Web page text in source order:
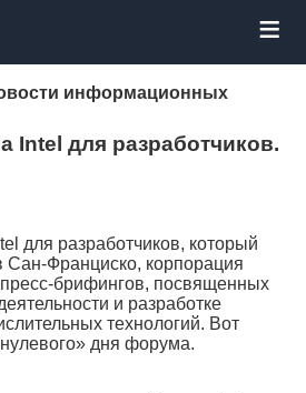
≡
информационных
Intel для разработчиков.
для разработчиков, который
Сан-Франциско, корпорация
брифингов, посвященных
и разработке
технологий. Вот
дня форума.